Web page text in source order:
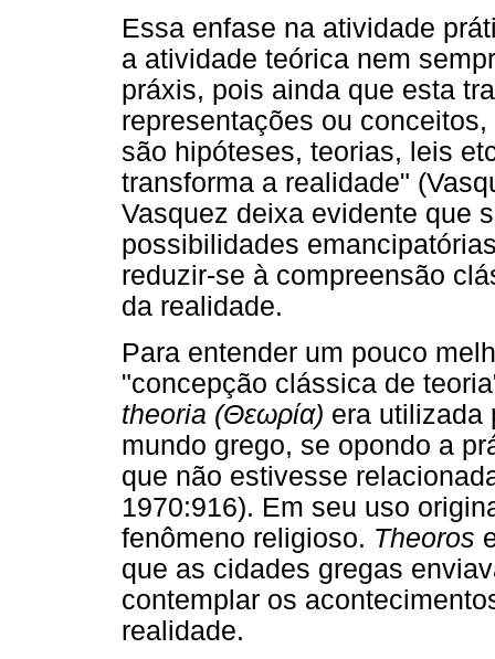
Essa enfase na atividade
a atividade teórica nem
práxis, pois ainda que esta
representações ou
são hipóteses, teorias, leis
transforma a realidade"
Vasquez deixa evidente que
possibilidades
reduzir-se à compreensão
da realidade.
Para entender um pouco
"concepção clássica de
theoria (Θεωρία) era utilizada
mundo grego, se opondo a
que não estivesse
1970:916). Em seu uso
fenômeno religioso. Theoros
que as cidades gregas
contemplar os
realidade.